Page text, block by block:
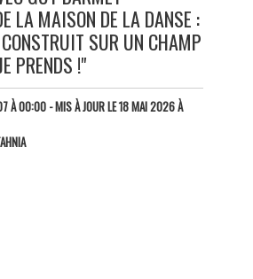
LA MAISON DE LA DANSE :
SUR UN CHAMP
PRENDS !"
À 00:00- MIS À JOUR LE 18 MAI 2026 À